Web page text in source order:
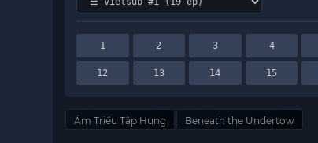
1 2 3 4
12 13 14 15
Ám Triều Tập Hung Beneath the Undertow